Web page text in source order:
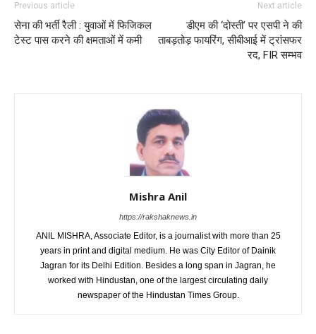
Previous article
सेना की भर्ती रैली : युवाओं में फिजिकल
टेस्ट पास करने की क्षमताओं में कमी
Next article
डीएम की ‘दोस्ती’ पर एसपी ने की
ताबड़तोड़ फायरिंग, सीबीआई में ट्रांसफर
रद, FIR सम्भव
Mishra Anil
https://rakshaknews.in
ANIL MISHRA, Associate Editor, is a journalist with more than 25
years in print and digital medium. He was City Editor of Dainik
Jagran for its Delhi Edition. Besides a long span in Jagran, he
worked with Hindustan, one of the largest circulating daily
newspaper of the Hindustan Times Group.